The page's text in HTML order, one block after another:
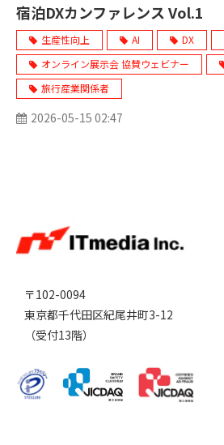
宿泊DXカンファレンス Vol.1
生産性向上 AI DX
オンライン展示会 協賛ウェビナー
旅行産業関係者
2026-05-15 02:47
〒102-0094
東京都千代田区紀尾井町3-12
（受付13階）